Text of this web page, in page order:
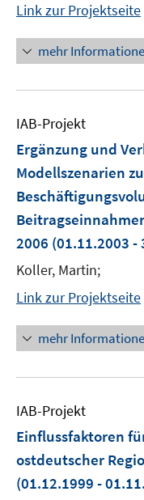
Link zur Projektseite
mehr
IAB-Projekt
Ergänzung und
Modellszenarien
2006 (01.11.2003 -
Koller, Martin;
Link zur Projektseite
mehr
IAB-Projekt
Einflussfaktoren
ostdeutscher
(01.12.1999 -